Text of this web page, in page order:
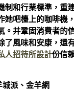
制和行業標準，重
她吧檯上的咖啡機
。并鞏固消費者的
了風味和安康，還
人招待所設計份信
派、金羊網